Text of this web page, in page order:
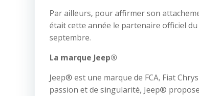
Par ailleurs, pour affirmer son
était cette année le partenaire officiel
septembre.
La marque Jeep®
Jeep® est une marque de FCA, Fiat
passion et de singularité, Jeep®